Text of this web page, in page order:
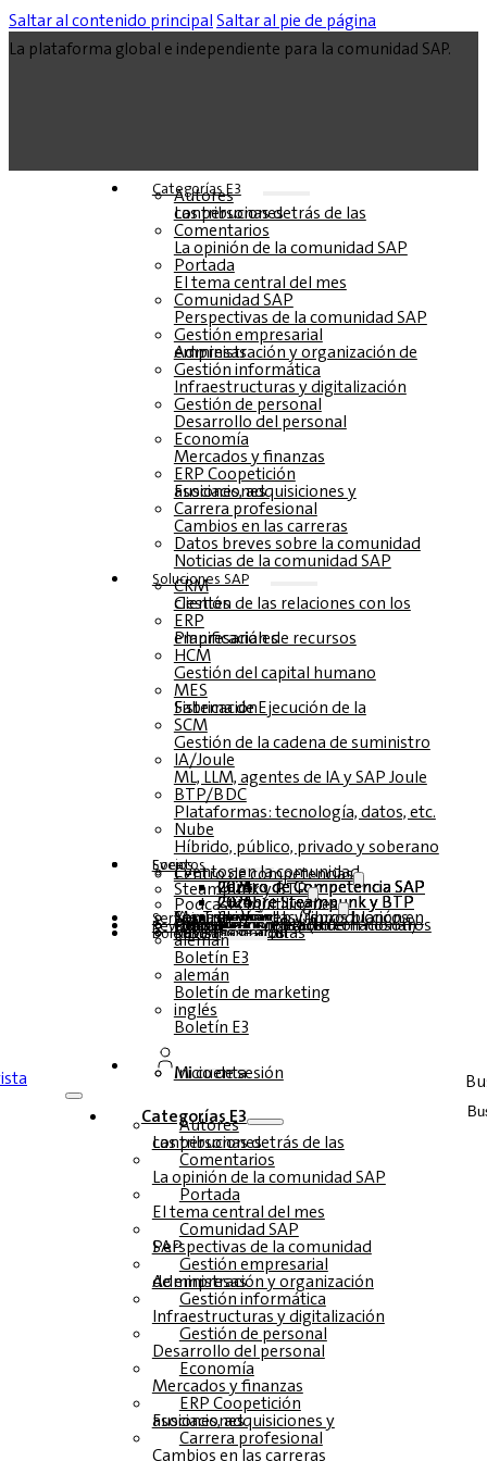
Saltar al contenido principalSaltar al pie de página
La plataforma global e independiente para la comunidad SAP.
Categorías E3
Autores
Las personas detrás de las contribuciones
Comentarios
La opinión de la comunidad SAP
Portada
El tema central del mes
Comunidad SAP
Perspectivas de la comunidad SAP
Gestión empresarial
Administración y organización de empresas
Gestión informática
Infraestructuras y digitalización
Gestión de personal
Desarrollo del personal
Economía
Mercados y finanzas
ERP Coopetición
Fusiones, adquisiciones y asociaciones
Carrera profesional
Cambios en las carreras
Datos breves sobre la comunidad
Noticias de la comunidad SAP
Soluciones‎‎ SAP
CRM
Gestión de las relaciones con los clientes
ERP
Planificación de recursos empresariales
HCM
Gestión del capital humano
MES
Sistema de Ejecución de la Fabricación
SCM
Gestión de la cadena de suministro
IA/Joule
ML, LLM, agentes de IA y SAP Joule
BTP/BDC
Plataformas: tecnología, datos, etc.
Nube
Híbrido, público, privado y soberano
Socios
Eventos
Eventos en la comunidad
Centro de competencias
Centro de Competencia SAP 2026
Centro de Competencia SAP 2025
Centro de Competencia SAP 2024
Centro de Competencia SAP 2023
Steampunk y BTP
Cumbre Steampunk y BTP 2026
Cumbre Steampunk y BTP 2025,
Cumbre Steampunk y BTP 2024
Podcasts multilingües
alemán
inglés
español
francés
Mesas redondas (reproducción en YouTube)
Seminarios web y libros blancos
Servicio
Formularios
Póngase en contacto con nosotros
Datos de los medios de comunicación DACH
Dossier de prensa (Internacional)
Revistasuscríbase aquí
para abonados
Revistas gratuitas
Boletínalemán
Boletín E3
alemán
Boletín de marketing
inglés
Boletín E3
Inicio de sesión
Mi cuenta
Categorías E3
Autores
Las personas detrás de las contribuciones
Comentarios
La opinión de la comunidad SAP
Portada
El tema central del mes
Comunidad SAP
Perspectivas de la comunidad SAP
Gestión empresarial
Administración y organización de empresas
Gestión informática
Infraestructuras y digitalización
Gestión de personal
Desarrollo del personal
Economía
Mercados y finanzas
ERP Coopetición
Fusiones, adquisiciones y asociaciones
Carrera profesional
Cambios en las carreras